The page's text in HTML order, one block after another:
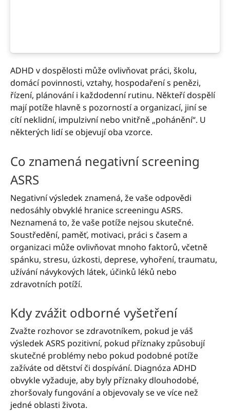
ADHD v dospělosti může ovlivňovat práci, školu,
domácí povinnosti, vztahy, hospodaření s penězi,
řízení, plánování i každodenní rutinu. Někteří dospělí
mají potíže hlavně s pozorností a organizací, jiní se
cítí neklidní, impulzivní nebo vnitřně „pohánění“. U
některých lidí se objevují oba vzorce.
Co znamená negativní screening
ASRS
Negativní výsledek znamená, že vaše odpovědi
nedosáhly obvyklé hranice screeningu ASRS.
Neznamená to, že vaše potíže nejsou skutečné.
Soustředění, paměť, motivaci, práci s časem a
organizaci může ovlivňovat mnoho faktorů, včetně
spánku, stresu, úzkosti, deprese, vyhoření, traumatu,
užívání návykových látek, účinků léků nebo
zdravotních potíží.
Kdy zvážit odborné vyšetření
Zvažte rozhovor se zdravotníkem, pokud je váš
výsledek ASRS pozitivní, pokud příznaky způsobují
skutečné problémy nebo pokud podobné potíže
zažíváte od dětství či dospívání. Diagnóza ADHD
obvykle vyžaduje, aby byly příznaky dlouhodobé,
zhoršovaly fungování a objevovaly se ve více než
jedné oblasti života.